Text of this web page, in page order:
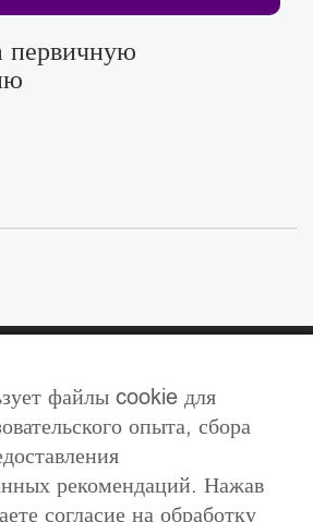
первичную
888
файлы cookie для
опыта, сбора
рекомендаций. Нажав
согласие на обработку